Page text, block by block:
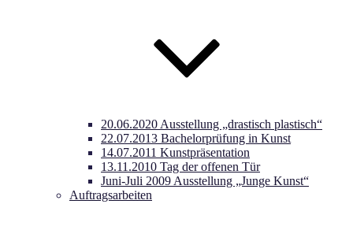
20.06.2020 Ausstellung „drastisch plastisch“
22.07.2013 Bachelorprüfung in Kunst
14.07.2011 Kunstpräsentation
13.11.2010 Tag der offenen Tür
Juni-Juli 2009 Ausstellung „Junge Kunst“
Auftragsarbeiten